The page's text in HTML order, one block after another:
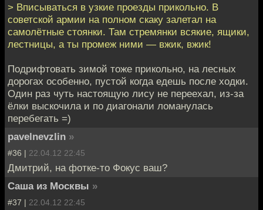
> Вписываться в узкие проезды прикольно. В
советской армии на полном скаку залетал на
самолётные стоянки. Там стремянки всякие, ящики,
лестницы, а ты промеж ними — вжик, вжик!
Подрифтовать зимой тоже прикольно, на лесных
дорогах особенно, пустой когда едешь после ходки.
Один раз чуть настоящую лису не переехал, из-за
ёлки выскочила и по диагонали ломанулась
перебегать =)
pavelnevzlin »
#36 | 22.04.12 22:45
Дмитрий, на фотке-то Фокус ваш?
Саша из Москвы »
#37 | 22.04.12 22:45